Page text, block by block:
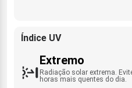
Índice UV
Extremo
Radiação solar extrema.
horas mais quentes do dia.